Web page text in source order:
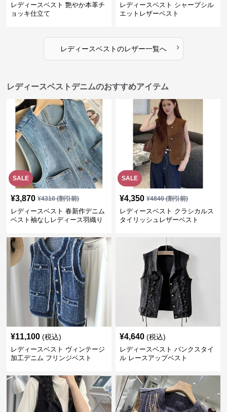
レディースベスト 艶やか本革チ
ョッキ仕立て
レディースベスト シャープシル
エットレザーベスト
レディースベストのレザー一覧へ ›
レディースベストデニムのおすすめアイテム
SALE
¥3,870 ¥4310(割引前)
レディースベスト 春新作デニム
ベスト袖なしレディース羽織り
SALE
¥4,350 ¥4840(割引前)
レディースベスト クラシカルス
タイリッシュレザーベスト
¥11,100 (税込)
レディースベスト ヴィンテージ
加工デニム フリンジベスト
¥4,640 (税込)
レディースベスト パンクスタイ
ル レースアップベスト